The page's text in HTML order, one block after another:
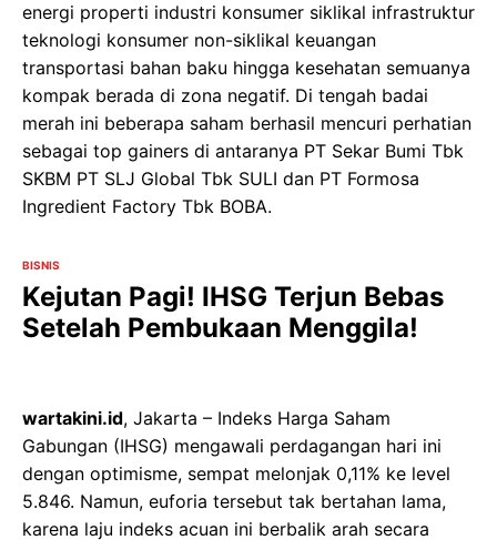
energi properti industri konsumer siklikal infrastruktur
teknologi konsumer non-siklikal keuangan
transportasi bahan baku hingga kesehatan semuanya
kompak berada di zona negatif. Di tengah badai
merah ini beberapa saham berhasil mencuri perhatian
sebagai top gainers di antaranya PT Sekar Bumi Tbk
SKBM PT SLJ Global Tbk SULI dan PT Formosa
Ingredient Factory Tbk BOBA.
BISNIS
Kejutan Pagi! IHSG Terjun Bebas
Setelah Pembukaan Menggila!
wartakini.id, Jakarta – Indeks Harga Saham
Gabungan (IHSG) mengawali perdagangan hari ini
dengan optimisme, sempat melonjak 0,11% ke level
5.846. Namun, euforia tersebut tak bertahan lama,
karena laju indeks acuan ini berbalik arah secara